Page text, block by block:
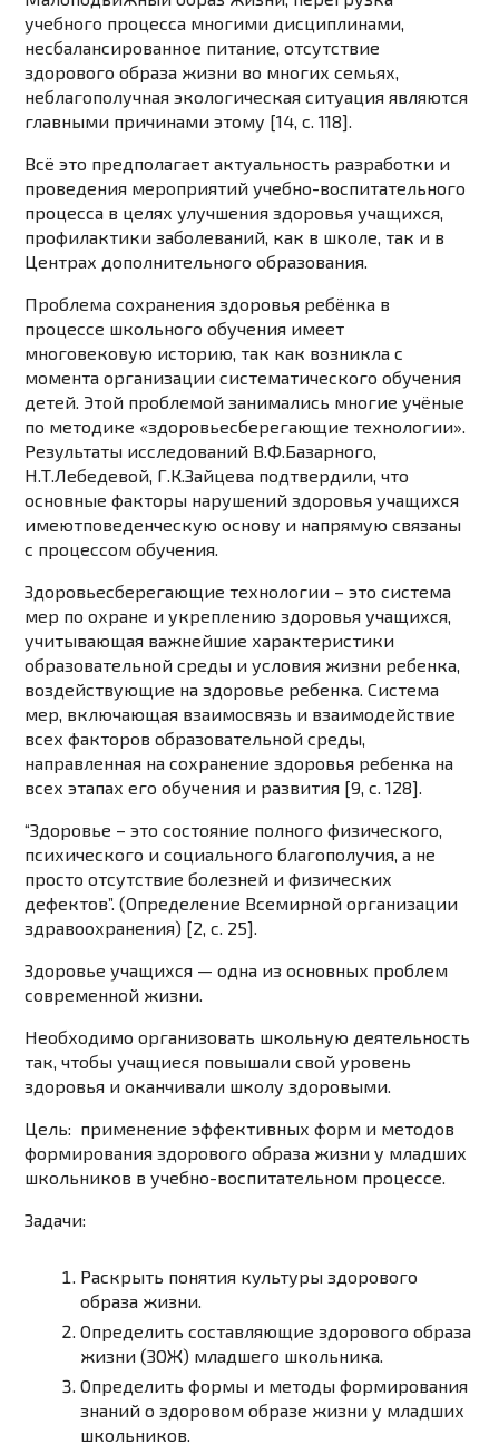
учебного процесса многими дисциплинами,
несбалансированное питание, отсутствие
здорового образа жизни во многих семьях,
неблагополучная экологическая ситуация являются
главными причинами этому [14, c. 118].
Всё это предполагает актуальность разработки и
проведения мероприятий учебно-воспитательного
процесса в целях улучшения здоровья учащихся,
профилактики заболеваний, как в школе, так и в
Центрах дополнительного образования.
Проблема сохранения здоровья ребёнка в
процессе школьного обучения имеет
многовековую историю, так как возникла с
момента организации систематического обучения
детей. Этой проблемой занимались многие учёные
по методике «здоровьесберегающие технологии».
Результаты исследований В.Ф.Базарного,
Н.Т.Лебедевой, Г.К.Зайцева подтвердили, что
основные факторы нарушений здоровья учащихся
имеютповеденческую основу и напрямую связаны
с процессом обучения.
Здоровьесберегающие технологии – это система
мер по охране и укреплению здоровья учащихся,
учитывающая важнейшие характеристики
образовательной среды и условия жизни ребенка,
воздействующие на здоровье ребенка. Система
мер, включающая взаимосвязь и взаимодействие
всех факторов образовательной среды,
направленная на сохранение здоровья ребенка на
всех этапах его обучения и развития [9, c. 128].
“Здоровье – это состояние полного физического,
психического и социального благополучия, а не
просто отсутствие болезней и физических
дефектов”. (Определение Всемирной организации
здравоохранения) [2, c. 25].
Здоровье учащихся — одна из основных проблем
современной жизни.
Необходимо организовать школьную деятельность
так, чтобы учащиеся повышали свой уровень
здоровья и оканчивали школу здоровыми.
Цель: применение эффективных форм и методов
формирования здорового образа жизни у младших
школьников в учебно-воспитательном процессе.
Задачи:
Раскрыть понятия культуры здорового
образа жизни.
Определить составляющие здорового образа
жизни (ЗОЖ) младшего школьника.
Определить формы и методы формирования
знаний о здоровом образе жизни у младших
школьников.